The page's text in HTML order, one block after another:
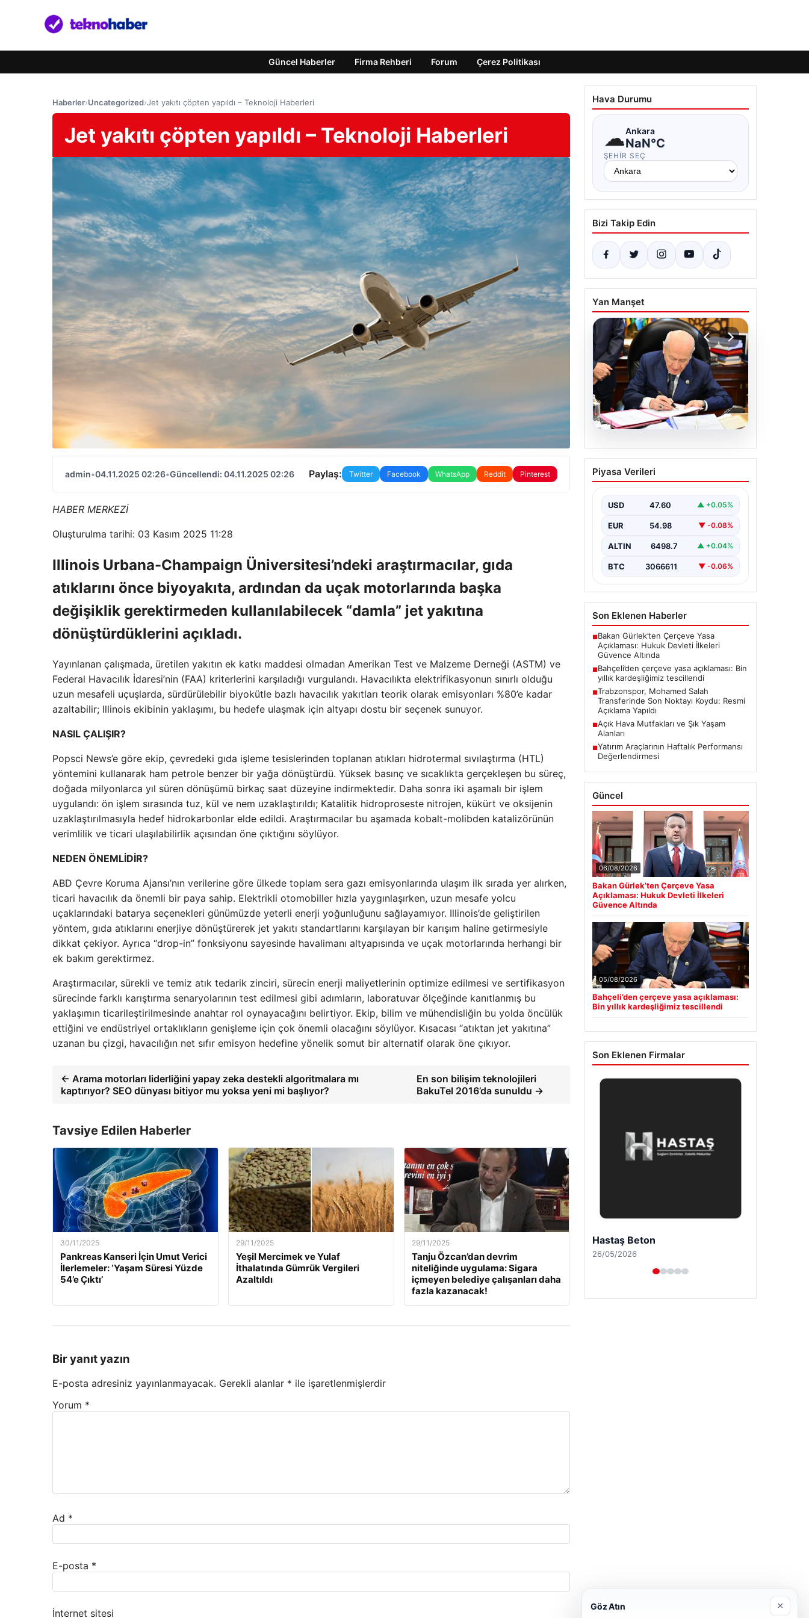
Güncel Haberler Firma Rehberi Forum Çerez Politikası
Haberler›Uncategorized›Jet yakıtı çöpten yapıldı – Teknoloji Haberleri
Jet yakıtı çöpten yapıldı – Teknoloji Haberleri
admin•04.11.2025 02:26•Güncellendi: 04.11.2025 02:26 Paylaş: Twitter Facebook WhatsApp Reddit Pinterest
HABER MERKEZİ
Oluşturulma tarihi: 03 Kasım 2025 11:28
Illinois Urbana-Champaign Üniversitesi’ndeki araştırmacılar, gıda
atıklarını önce biyoyakıta, ardından da uçak motorlarında başka
değişiklik gerektirmeden kullanılabilecek “damla” jet yakıtına
dönüştürdüklerini açıkladı.
Yayınlanan çalışmada, üretilen yakıtın ek katkı maddesi olmadan Amerikan Test ve Malzeme Derneği (ASTM) ve
Federal Havacılık İdaresi’nin (FAA) kriterlerini karşıladığı vurgulandı. Havacılıkta elektrifikasyonun sınırlı olduğu
uzun mesafeli uçuşlarda, sürdürülebilir biyokütle bazlı havacılık yakıtları teorik olarak emisyonları %80’e kadar
azaltabilir; Illinois ekibinin yaklaşımı, bu hedefe ulaşmak için altyapı dostu bir seçenek sunuyor.
NASIL ÇALIŞIR?
Popsci News’e göre ekip, çevredeki gıda işleme tesislerinden toplanan atıkları hidrotermal sıvılaştırma (HTL)
yöntemini kullanarak ham petrole benzer bir yağa dönüştürdü. Yüksek basınç ve sıcaklıkta gerçekleşen bu süreç,
doğada milyonlarca yıl süren dönüşümü birkaç saat düzeyine indirmektedir. Daha sonra iki aşamalı bir işlem
uygulandı: ön işlem sırasında tuz, kül ve nem uzaklaştırıldı; Katalitik hidroproseste nitrojen, kükürt ve oksijenin
uzaklaştırılmasıyla hedef hidrokarbonlar elde edildi. Araştırmacılar bu aşamada kobalt-molibden katalizörünün
verimlilik ve ticari ulaşılabilirlik açısından öne çıktığını söylüyor.
NEDEN ÖNEMLİDİR?
ABD Çevre Koruma Ajansı’nın verilerine göre ülkede toplam sera gazı emisyonlarında ulaşım ilk sırada yer alırken,
ticari havacılık da önemli bir paya sahip. Elektrikli otomobiller hızla yaygınlaşırken, uzun mesafe yolcu
uçaklarındaki batarya seçenekleri günümüzde yeterli enerji yoğunluğunu sağlayamıyor. Illinois’de geliştirilen
yöntem, gıda atıklarını enerjiye dönüştürerek jet yakıtı standartlarını karşılayan bir karışım haline getirmesiyle
dikkat çekiyor. Ayrıca “drop-in” fonksiyonu sayesinde havalimanı altyapısında ve uçak motorlarında herhangi bir
ek bakım gerektirmez.
Araştırmacılar, sürekli ve temiz atık tedarik zinciri, sürecin enerji maliyetlerinin optimize edilmesi ve sertifikasyon
sürecinde farklı karıştırma senaryolarının test edilmesi gibi adımların, laboratuvar ölçeğinde kanıtlanmış bu
yaklaşımın ticarileştirilmesinde anahtar rol oynayacağını belirtiyor. Ekip, bilim ve mühendisliğin bu yolda öncülük
ettiğini ve endüstriyel ortaklıkların genişleme için çok önemli olacağını söylüyor. Kısacası “atıktan jet yakıtına”
uzanan bu çizgi, havacılığın net sıfır emisyon hedefine yönelik somut bir alternatif olarak öne çıkıyor.
← Arama motorları liderliğini yapay zeka destekli algoritmalara mı
kaptırıyor? SEO dünyası bitiyor mu yoksa yeni mi başlıyor?
En son bilişim teknolojileri
BakuTel 2016’da sunuldu →
Tavsiye Edilen Haberler
30/11/2025
Pankreas Kanseri İçin Umut Verici
İlerlemeler: ‘Yaşam Süresi Yüzde
54’e Çıktı’
29/11/2025
Yeşil Mercimek ve Yulaf
İthalatında Gümrük Vergileri
Azaltıldı
29/11/2025
Tanju Özcan’dan devrim
niteliğinde uygulama: Sigara
içmeyen belediye çalışanları daha
fazla kazanacak!
Bir yanıt yazın
E-posta adresiniz yayınlanmayacak. Gerekli alanlar * ile işaretlenmişlerdir
Yorum *
Ad *
E-posta *
İnternet sitesi
Hava Durumu
☁Ankara
NaN°C
ŞEHIR SEÇ
Bizi Takip Edin
Yan Manşet
Bahçeli’den çerçeve
yasa açıklaması: Bin
tescillendi
Piyasa Verileri
USD 47.60 ▲ +0.05%
EUR 54.98 ▼ -0.08%
ALTIN 6498.7 ▲ +0.04%
BTC 3066611 ▼ -0.06%
Son Eklenen Haberler
■Bakan Gürlek’ten Çerçeve Yasa
Açıklaması: Hukuk Devleti İlkeleri
Güvence Altında
■Bahçeli’den çerçeve yasa açıklaması: Bin
yıllık kardeşliğimiz tescillendi
■Trabzonspor, Mohamed Salah
Transferinde Son Noktayı Koydu: Resmi
Açıklama Yapıldı
■Açık Hava Mutfakları ve Şık Yaşam
Alanları
■Yatırım Araçlarının Haftalık Performansı
Değerlendirmesi
Güncel
06/08/2026
Bakan Gürlek’ten Çerçeve Yasa
Açıklaması: Hukuk Devleti İlkeleri
Güvence Altında
05/08/2026
Bahçeli’den çerçeve yasa açıklaması:
Bin yıllık kardeşliğimiz tescillendi
Son Eklenen Firmalar
Prenses Night Club
29/04/2026
Göz Atın ×